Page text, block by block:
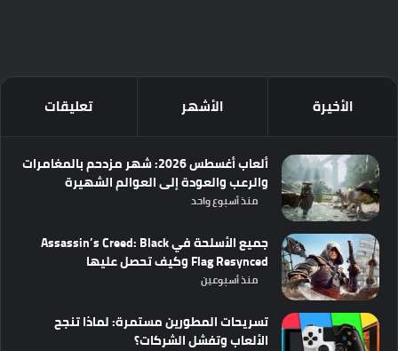
الأخيرة الأشهر تعليقات
ألعاب أغسطس 2026: شهر مزدحم بالمغامرات
والرعب والعودة إلى العوالم الشهيرة
منذ أسبوع واحد
جميع الأسلحة في Assassin’s Creed: Black
Flag Resynced وكيف تحصل عليها
منذ أسبوعين
تسريحات المطورين مستمرة: لماذا تنجح
الألعاب وتفشل الشركات؟